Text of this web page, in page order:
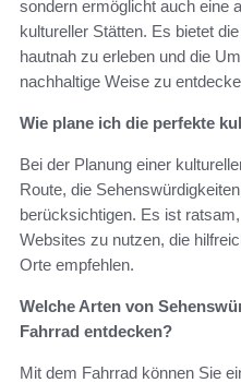
sondern ermöglicht auch eine
kultureller Stätten. Es bietet
hautnah zu erleben und die
nachhaltige Weise zu
Wie plane ich die perfekte
Bei der Planung einer
Route, die
berücksichtigen. Es ist
Websites zu nutzen, die
Orte empfehlen.
Welche Arten von
Fahrrad entdecken?
Mit dem Fahrrad können Sie